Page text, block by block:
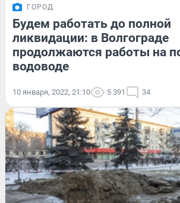
ГОРОД
Будем работать до полной
ликвидации: в Волгограде
продолжаются работы на
водоводе
10 января, 2022, 21:10 5 391 34